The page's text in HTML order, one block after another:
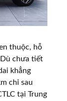
thuộc, hỗ
chưa tiết
khẳng
chỉ sau
tại Trung